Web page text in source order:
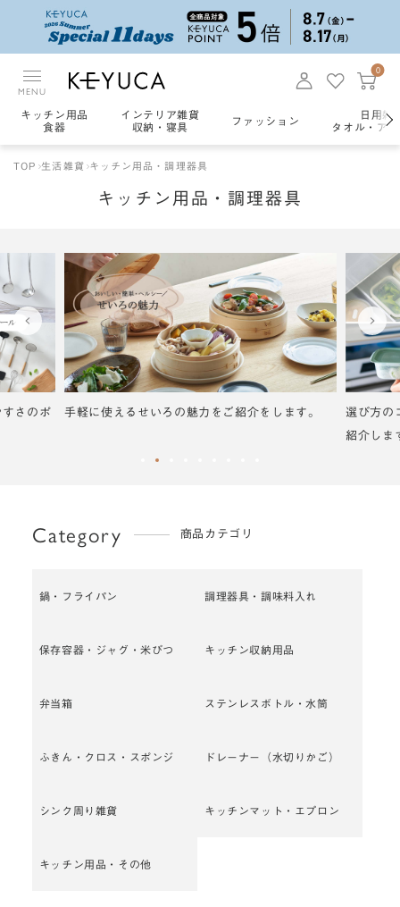
MENU
0
キッチン用品
食器
インテリア雑貨
収納・寝具
ファッション
日用雑
タオル・ア
TOP 生活雑貨 キッチン用品・調理器具
キッチン用品・調理器具
さのポ 手軽に使えるせいろの魅力をご紹介をします。
選び方の
紹介しま
Category 商品カテゴリ
鍋・フライパン 調理器具・調味料入れ
保存容器・ジャグ・米びつ キッチン収納用品
弁当箱 ステンレスボトル・水筒
ふきん・クロス・スポンジ ドレーナー（水切りかご）
シンク周り雑貨 キッチンマット・エプロン
キッチン用品・その他